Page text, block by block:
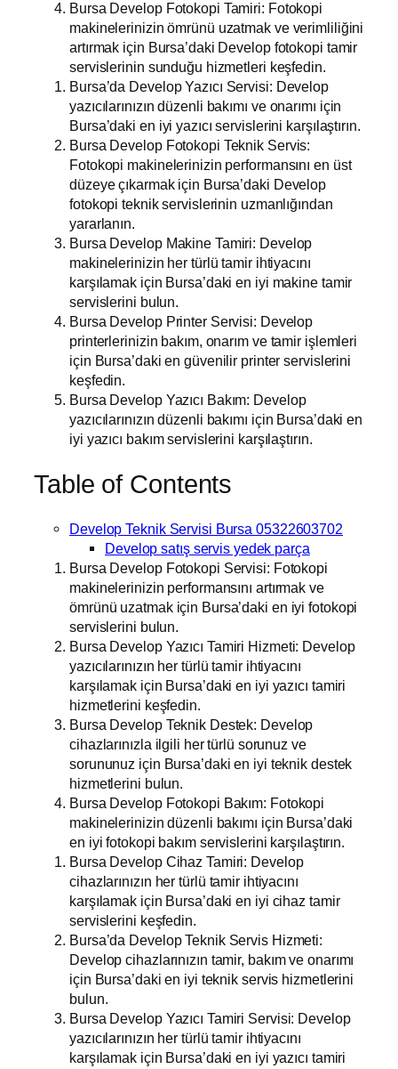
Bursa Develop Fotokopi Tamiri: Fotokopi
makinelerinizin ömrünü uzatmak ve verimliliğini
artırmak için Bursa’daki Develop fotokopi tamir
servislerinin sunduğu hizmetleri keşfedin.
Bursa’da Develop Yazıcı Servisi: Develop
yazıcılarınızın düzenli bakımı ve onarımı için
Bursa’daki en iyi yazıcı servislerini karşılaştırın.
Bursa Develop Fotokopi Teknik Servis:
Fotokopi makinelerinizin performansını en üst
düzeye çıkarmak için Bursa’daki Develop
fotokopi teknik servislerinin uzmanlığından
yararlanın.
Bursa Develop Makine Tamiri: Develop
makinelerinizin her türlü tamir ihtiyacını
karşılamak için Bursa’daki en iyi makine tamir
servislerini bulun.
Bursa Develop Printer Servisi: Develop
printerlerinizin bakım, onarım ve tamir işlemleri
için Bursa’daki en güvenilir printer servislerini
keşfedin.
Bursa Develop Yazıcı Bakım: Develop
yazıcılarınızın düzenli bakımı için Bursa’daki en
iyi yazıcı bakım servislerini karşılaştırın.
Table of Contents
Develop Teknik Servisi Bursa 05322603702
Develop satış servis yedek parça
Bursa Develop Fotokopi Servisi: Fotokopi
makinelerinizin performansını artırmak ve
ömrünü uzatmak için Bursa’daki en iyi fotokopi
servislerini bulun.
Bursa Develop Yazıcı Tamiri Hizmeti: Develop
yazıcılarınızın her türlü tamir ihtiyacını
karşılamak için Bursa’daki en iyi yazıcı tamiri
hizmetlerini keşfedin.
Bursa Develop Teknik Destek: Develop
cihazlarınızla ilgili her türlü sorunuz ve
sorununuz için Bursa’daki en iyi teknik destek
hizmetlerini bulun.
Bursa Develop Fotokopi Bakım: Fotokopi
makinelerinizin düzenli bakımı için Bursa’daki
en iyi fotokopi bakım servislerini karşılaştırın.
Bursa Develop Cihaz Tamiri: Develop
cihazlarınızın her türlü tamir ihtiyacını
karşılamak için Bursa’daki en iyi cihaz tamir
servislerini keşfedin.
Bursa’da Develop Teknik Servis Hizmeti:
Develop cihazlarınızın tamir, bakım ve onarımı
için Bursa’daki en iyi teknik servis hizmetlerini
bulun.
Bursa Develop Yazıcı Tamiri Servisi: Develop
yazıcılarınızın her türlü tamir ihtiyacını
karşılamak için Bursa’daki en iyi yazıcı tamiri